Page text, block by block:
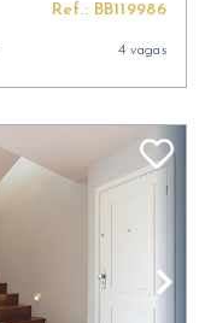
Ref.: BB119986
4 vagas